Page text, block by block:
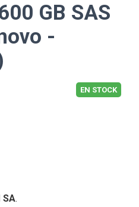
GB SAS
-
EN STOCK
SA.